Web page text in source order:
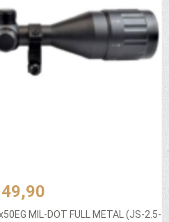
MIL-DOT FULL METAL (JS-2.5-